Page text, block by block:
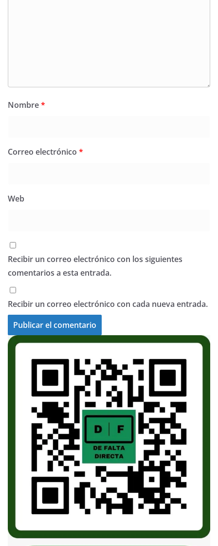
Nombre*
Correo electrónico *
Web
Recibir un correo electrónico con los siguientes
comentarios a esta entrada.
Recibir un correo electrónico con cada nueva entrada.